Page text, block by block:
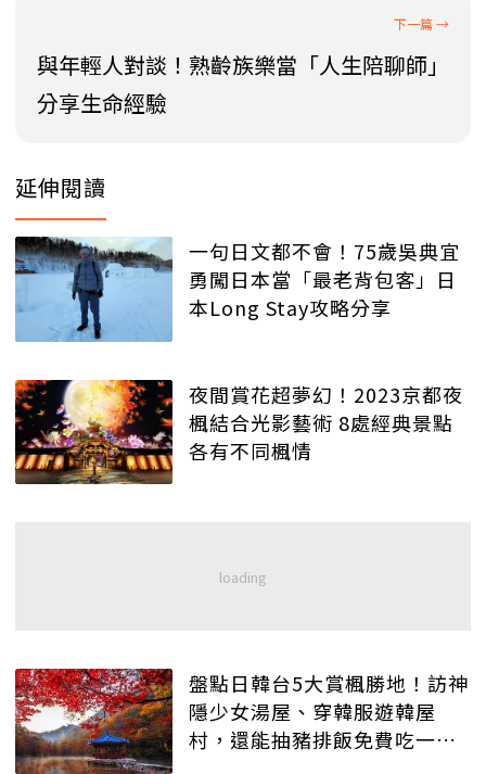
與年輕人對談！熟齡族樂當「人生陪聊師」
分享生命經驗
延伸閱讀
一句日文都不會！75歲吳典宜
勇闖日本當「最老背包客」日
本Long Stay攻略分享
夜間賞花超夢幻！2023京都夜
楓結合光影藝術 8處經典景點
各有不同楓情
盤點日韓台5大賞楓勝地！訪神
隱少女湯屋、穿韓服遊韓屋
村，還能抽豬排飯免費吃一